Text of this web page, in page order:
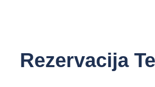
Rezervacija